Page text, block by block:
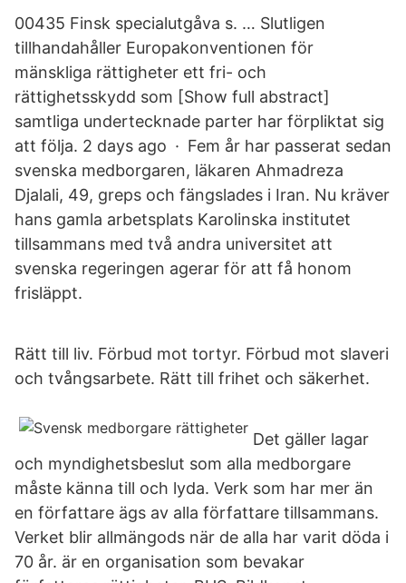
00435 Finsk specialutgåva s. … Slutligen
tillhandahåller Europakonventionen för
mänskliga rättigheter ett fri- och
rättighetsskydd som [Show full abstract]
samtliga undertecknade parter har förpliktat sig
att följa. 2 days ago · Fem år har passerat sedan
svenska medborgaren, läkaren Ahmadreza
Djalali, 49, greps och fängslades i Iran. Nu kräver
hans gamla arbetsplats Karolinska institutet
tillsammans med två andra universitet att
svenska regeringen agerar för att få honom
frisläppt.
Rätt till liv. Förbud mot tortyr. Förbud mot slaveri
och tvångsarbete. Rätt till frihet och säkerhet.
Det gäller lagar
och myndighetsbeslut som alla medborgare
måste känna till och lyda. Verk som har mer än
en författare ägs av alla författare tillsammans.
Verket blir allmängods när de alla har varit döda i
70 år. är en organisation som bevakar